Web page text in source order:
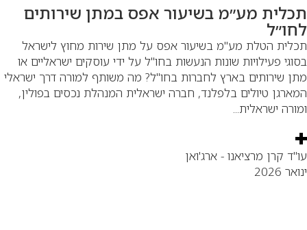
מע״מ בשיעור אפס במתן שירותים
הטלת מע"מ בשיעור אפס על מתן שירות מחוץ לישראל
פעילויות שונות הנעשות בחו"ל על ידי עוסקים ישראליים או
שירותים בארץ לחברות בחו"ל? מה משותף למורה דרך ישראלי
טיולים בלפלנד, חברה ישראלית המנהלת נכסים בפולין,
ישראלית...
קרן מרציאנו - ארג'ואן
2026